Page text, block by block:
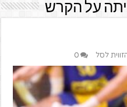
על הקרש
לסל 0